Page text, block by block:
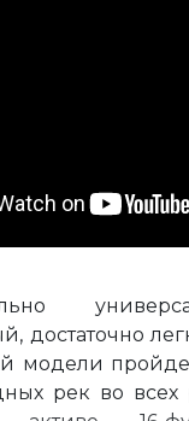
достаточно
модели
рек во